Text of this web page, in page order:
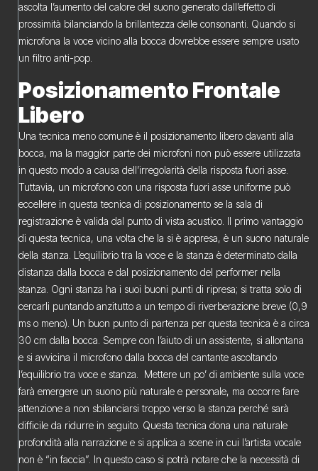
ascolta l’aumento del calore del suono generato dall’effetto di
prossimità bilanciando la brillantezza delle consonanti. Quando si
microfona la voce vicino alla bocca dovrebbe essere sempre usato
un filtro anti-pop.
Posizionamento Frontale
Libero
Una tecnica meno comune è il posizionamento libero davanti alla
bocca, ma la maggior parte dei microfoni non può essere utilizzata
in questo modo a causa dell’irregolarità della risposta fuori asse.
Tuttavia, un microfono con una risposta fuori asse uniforme può
eccellere in questa tecnica di posizionamento se la sala di
registrazione è valida dal punto di vista acustico. Il primo vantaggio
di questa tecnica, una volta che la si è appresa, è un suono naturale
della stanza. L’equilibrio tra la voce e la stanza è determinato dalla
distanza dalla bocca e dal posizionamento del performer nella
stanza. Ogni stanza ha i suoi buoni punti di ripresa; si tratta solo di
cercarli puntando anzitutto a un tempo di riverberazione breve (0,9
ms o meno). Un buon punto di partenza per questa tecnica è a circa
30 cm dalla bocca. Sempre con l’aiuto di un assistente, si allontana
e si avvicina il microfono dalla bocca del cantante ascoltando
l’equilibrio tra voce e stanza. Mettere un po’ di ambiente sulla voce
farà emergere un suono più naturale e personale, ma occorre fare
attenzione a non sbilanciarsi troppo verso la stanza perché sarà
difficile da ridurre in seguito. Questa tecnica dona una naturale
profondità alla narrazione e si applica a scene in cui l’artista vocale
non è “in faccia”. In questo caso si potrà notare che la necessità di